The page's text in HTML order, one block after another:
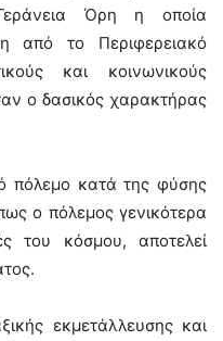
Όρη η οποία
από το Περιφερειακό
και κοινωνικούς
ο δασικός χαρακτήρας
πόλεμο κατά της φύσης
ο πόλεμος γενικότερα
του κόσμου, αποτελεί
εκμετάλλευσης και